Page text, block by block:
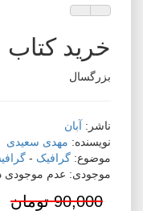
افزودن به لیست
مقایسه این
خرید
بزرگسال
ناشر: آبان
نویسنده: مهدی سعیدی
موضوع: گرافیک -
موجودی: عدم موجودی در
90,000 تومان